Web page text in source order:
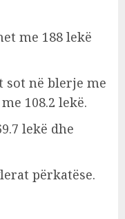
me 188 lekë
sot në blerje me
108.2 lekë.
lekë dhe
përkatëse.